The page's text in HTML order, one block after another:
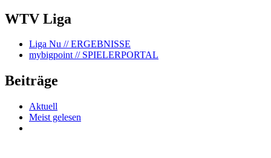
WTV Liga
Liga Nu // ERGEBNISSE
mybigpoint// SPIELERPORTAL
Beiträge
Aktuell
Meist gelesen